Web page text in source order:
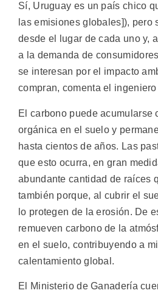
Sí, Uruguay es un país chico
las emisiones globales]), pero
desde el lugar de cada uno y,
a la demanda de
se interesan por el impacto
compran, comenta el
El carbono puede acumularse
orgánica en el suelo y
hasta cientos de años. Las
que esto ocurra, en gran
abundante cantidad de raíces
también porque, al cubrir el
lo protegen de la erosión. De
remueven carbono de la
en el suelo, contribuyendo a
calentamiento global.
El Ministerio de Ganadería